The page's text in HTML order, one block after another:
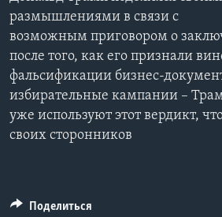
Языки
размышлениями в связи с
возможным приговором о
после того, как его признали
фальсификации бизнес-
избирательные кампании –
уже используют этот вердикт,
своих сторонников
Поделиться